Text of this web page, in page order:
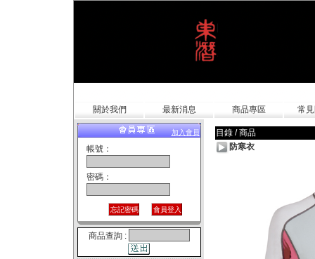
關於我們 最新消息 商品專區 常
加入會員
帳號：
密碼：
商品查詢 :
目錄 / 商品
防寒衣